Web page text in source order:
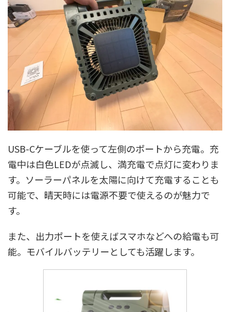
USB-Cケーブルを使って左側のポートから充電。充
電中は白色LEDが点滅し、満充電で点灯に変わりま
す。ソーラーパネルを太陽に向けて充電することも
可能で、晴天時には電源不要で使えるのが魅力で
す。
また、出力ポートを使えばスマホなどへの給電も可
能。モバイルバッテリーとしても活躍します。